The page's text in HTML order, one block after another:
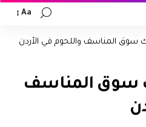
Aa
سوق المناسف واللحوم في الأردن
سوق المناسف